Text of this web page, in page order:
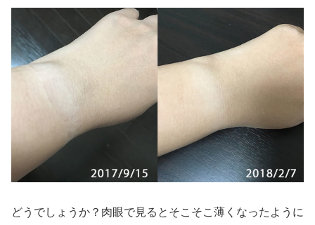
どうでしょうか？肉眼で見るとそこそこ薄くなったように